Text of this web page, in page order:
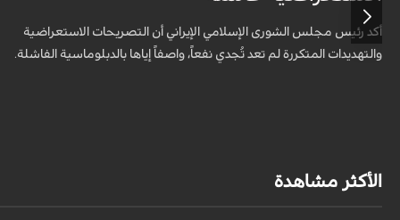
أكد رئيس مجلس الشورى الإسلامي الإيراني أن التصريحات الاستعراضية
والتهديدات المتكررة لم تعد تُجدي نفعاً، واصفاً إياها بالدبلوماسية الفاشلة.
الأكثر مشاهدة